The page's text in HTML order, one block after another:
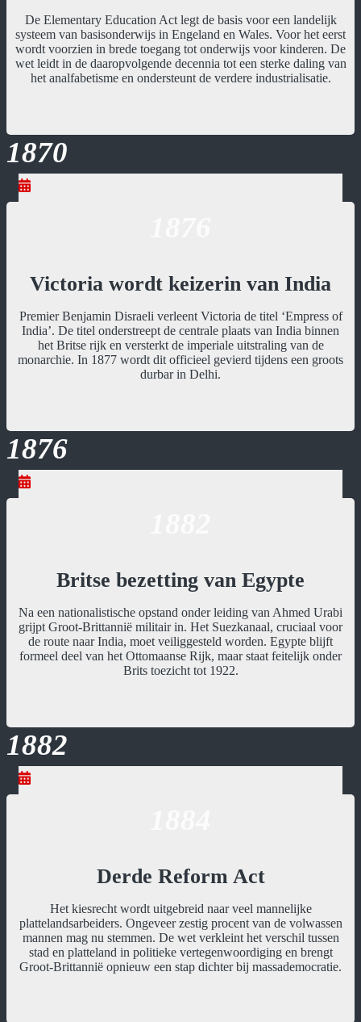
De Elementary Education Act legt de basis voor een landelijk
systeem van basisonderwijs in Engeland en Wales. Voor het eerst
wordt voorzien in brede toegang tot onderwijs voor kinderen. De
wet leidt in de daaropvolgende decennia tot een sterke daling van
het analfabetisme en ondersteunt de verdere industrialisatie.
1870
Victoria wordt keizerin van India
Premier Benjamin Disraeli verleent Victoria de titel ‘Empress of
India’. De titel onderstreept de centrale plaats van India binnen
het Britse rijk en versterkt de imperiale uitstraling van de
monarchie. In 1877 wordt dit officieel gevierd tijdens een groots
durbar in Delhi.
1876
Britse bezetting van Egypte
Na een nationalistische opstand onder leiding van Ahmed Urabi
grijpt Groot-Brittannië militair in. Het Suezkanaal, cruciaal voor
de route naar India, moet veiliggesteld worden. Egypte blijft
formeel deel van het Ottomaanse Rijk, maar staat feitelijk onder
Brits toezicht tot 1922.
1882
Derde Reform Act
Het kiesrecht wordt uitgebreid naar veel mannelijke
plattelandsarbeiders. Ongeveer zestig procent van de volwassen
mannen mag nu stemmen. De wet verkleint het verschil tussen
stad en platteland in politieke vertegenwoordiging en brengt
Groot-Brittannië opnieuw een stap dichter bij massademocratie.